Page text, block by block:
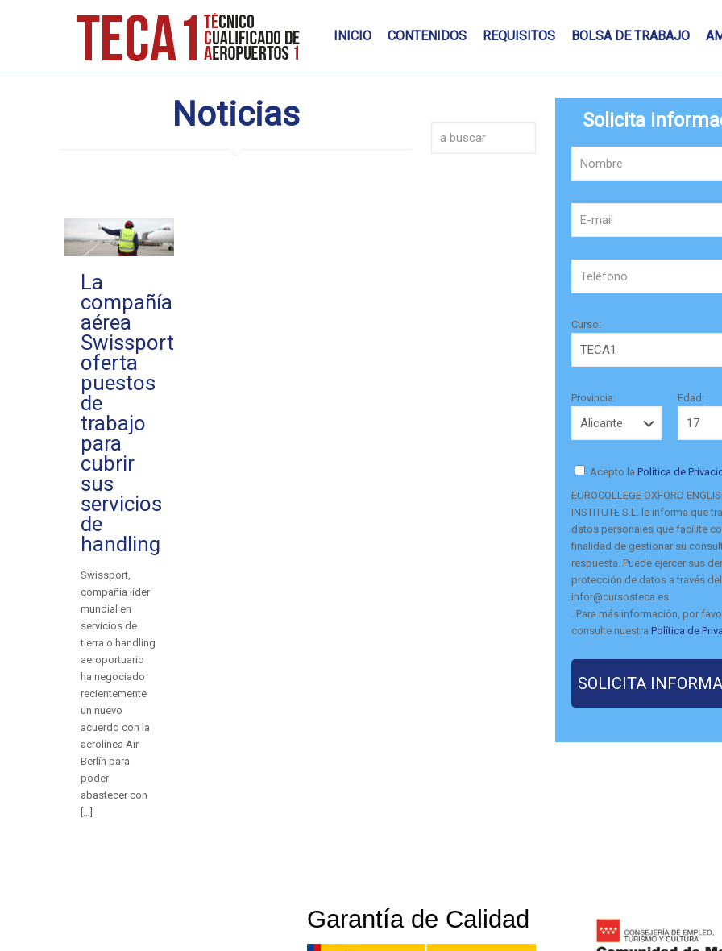
INICIO CONTENIDOS REQUISITOS BOLSA DE TRABAJO
Noticias
La
compañía
aérea
Swissport
oferta
puestos
de
trabajo
para
cubrir
sus
servicios
de
handling
Swissport,
compañía líder
mundial en
servicios de
tierra o handling
aeroportuario
ha negociado
recientemente
un nuevo
acuerdo con la
aerolínea Air
Berlín para
poder
abastecer con
[…]
Solicita
Curso:
Provincia: Edad:
Acepto la Política de
EUROCOLLEGE OXFORD
INSTITUTE S.L. le informa que
datos personales que facilite
finalidad de gestionar su
respuesta. Puede ejercer sus
protección de datos a través del
infor@cursosteca.es.
. Para más información, por
consulte nuestra Política de
Garantía de Calidad